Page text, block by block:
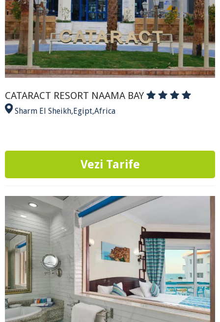
CATARACT RESORT NAAMA BAY
Sharm El Sheikh,Egipt,Africa
Vezi Tarife